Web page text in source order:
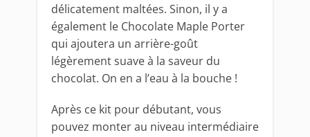
délicatement maltées. Sinon, il y a
également le Chocolate Maple Porter
qui ajoutera un arrière-goût
légèrement suave à la saveur du
chocolat. On en a l’eau à la bouche !
Après ce kit pour débutant, vous
pouvez monter au niveau intermédiaire